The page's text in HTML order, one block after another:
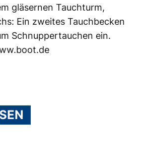
gläsernen Tauchturm,
Ein zweites Tauchbecken
Schnuppertauchen ein.